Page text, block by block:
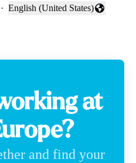
·
Change language
English (United States)
at
and find your